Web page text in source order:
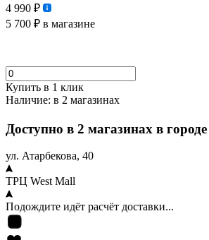
4 990 ₽
5 700 ₽ в магазине
Купить в 1 клик
Наличие: в 2 магазинах
Доступно в 2 магазинах в
ул. Атарбекова, 40
ТРЦ West Mall
Подождите идёт расчёт доставки...